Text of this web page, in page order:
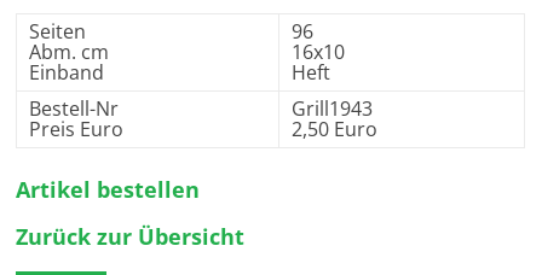
Seiten
Abm. cm
Einband
96
16x10
Heft
Bestell-Nr
Preis Euro
Grill1943
2,50 Euro
Artikel bestellen
Zurück zur Übersicht